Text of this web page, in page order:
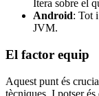
Itera sobre el
Android: Tot
JVM.
El factor equip
Aquest punt és
tècniques. I potser